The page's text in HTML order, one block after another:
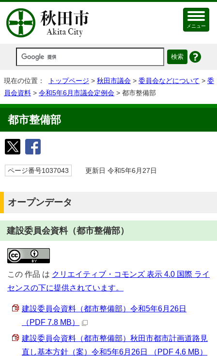
メニュー
現在の位置： トップページ > 秋田市議会 > 委員会などについて > 委
員会資料 > 令和5年6月市議会定例会 > 都市整備部
都市整備部
ページ番号1037043 更新日 令和5年6月27日
オープンデータ
建設委員会資料（都市整備部）
この 作品 は クリエイティブ・コモンズ 表示 4.0 国際 ライ
センスの下に提供されています。
建設委員会資料（都市整備部）令和5年6月26日
（PDF 7.8 MB）
建設委員会資料（都市整備部）秋田市都市計画道路見
直し基本方針（案）令和5年6月26日 （PDF 4.6 MB）